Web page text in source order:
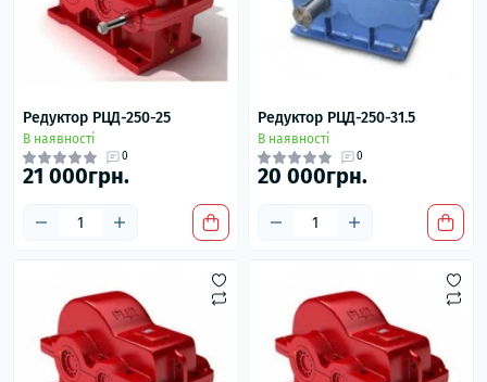
Редуктор РЦД-250-25
В наявності
0
21 000грн.
Редуктор РЦД-250-31.5
В наявності
0
20 000грн.